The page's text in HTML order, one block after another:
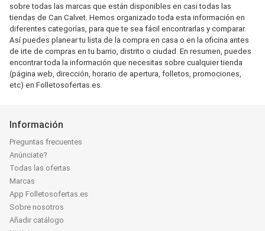
sobre todas las marcas que están disponibles en casi todas las
tiendas de Can Calvet. Hemos organizado toda esta información en
diferentes categorías, para que te sea fácil encontrarlas y comparar.
Así puedes planear tu lista de la compra en casa o en la oficina antes
de irte de compras en tu barrio, distrito o ciudad. En resumen, puedes
encontrar toda la información que necesitas sobre cualquier tienda
(página web, dirección, horario de apertura, folletos, promociones,
etc) en Folletosofertas.es.
Información
Preguntas frecuentes
Anúnciate?
Todas las ofertas
Marcas
App Folletosofertas.es
Sobre nosotros
Añadir catálogo